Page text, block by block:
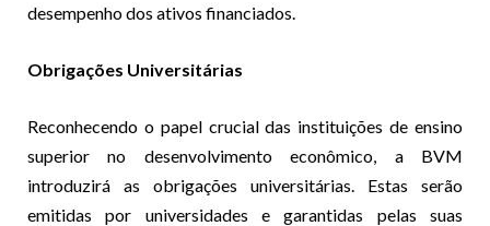
desempenho dos ativos financiados.
Obrigações Universitárias
Reconhecendo o papel crucial das instituições de ensino
superior no desenvolvimento econômico, a BVM
introduzirá as obrigações universitárias. Estas serão
emitidas por universidades e garantidas pelas suas